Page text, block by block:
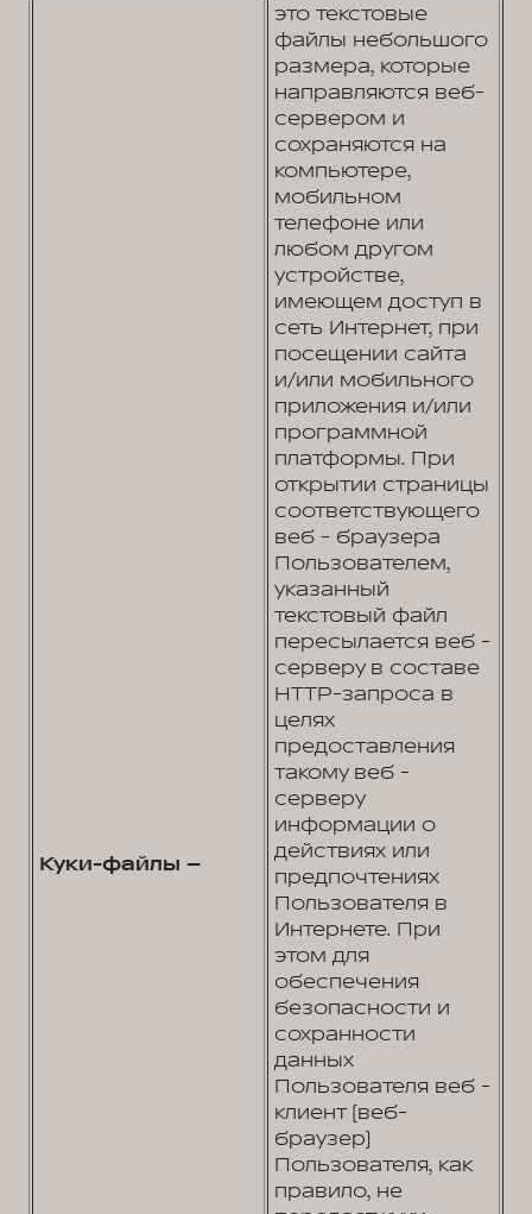
Куки-файлы –
это текстовые
файлы небольшого
размера, которые
направляются веб-
сервером и
сохраняются на
компьютере,
мобильном
телефоне или
любом другом
устройстве,
имеющем доступ в
сеть Интернет, при
посещении сайта
и/или мобильного
приложения и/или
программной
платформы. При
открытии страницы
соответствующего
веб - браузера
Пользователем,
указанный
текстовый файл
пересылается веб -
серверу в составе
HTTP-запроса в
целях
предоставления
такому веб -
серверу
информации о
действиях или
предпочтениях
Пользователя в
Интернете. При
этом для
обеспечения
безопасности и
сохранности
данных
Пользователя веб -
клиент (веб-
браузер)
Пользователя, как
правило, не